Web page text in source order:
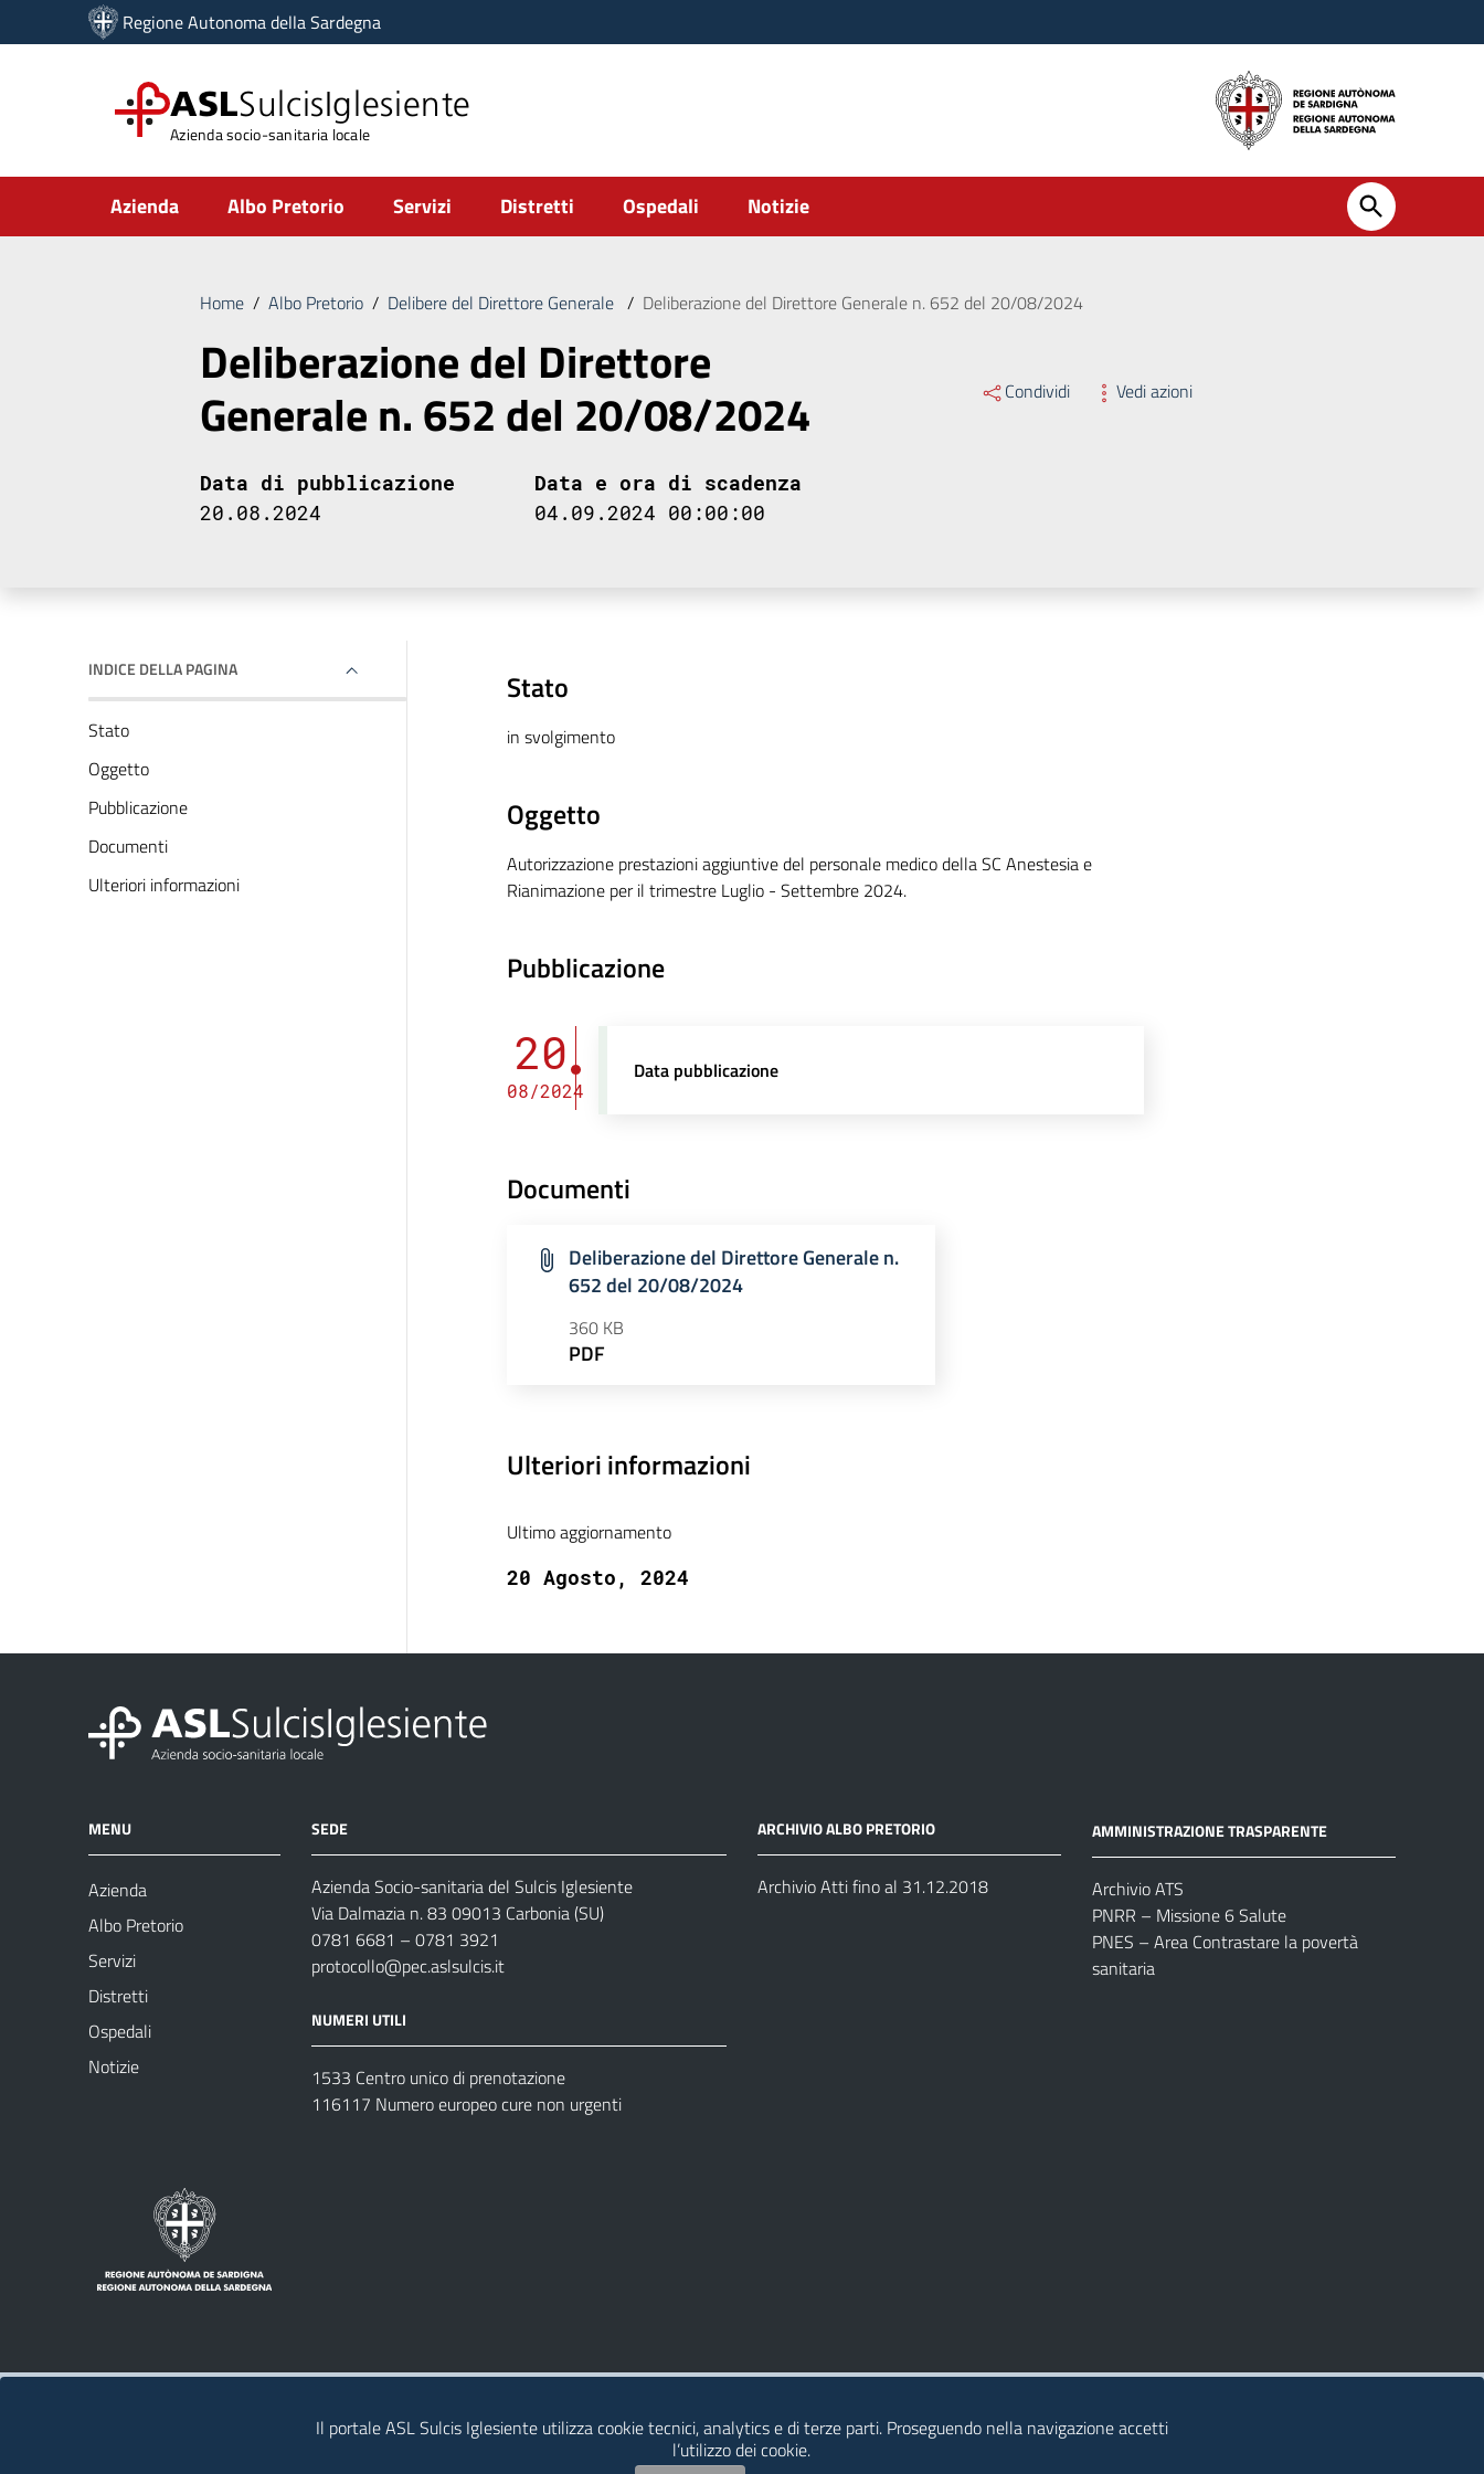
Vai ai contenuti
Vai al menu di navigazione
Regione Autonoma della Sardegna
ASLSulcisIglesiente
Azienda socio-sanitaria locale
Submenu
Azienda Albo Pretorio Servizi Distretti Ospedali Notizie
Home / Albo Pretorio / Delibere del Direttore Generale / Deliberazione del Direttore Generale n. 652 del 20/08/2024
Deliberazione del Direttore
Generale n. 652 del 20/08/2024 Condividi Vedi azioni
Data di pubblicazione
20.08.2024
Data e ora di scadenza
04.09.2024 00:00:00
INDICE DELLA PAGINA
Stato
Oggetto
Pubblicazione
Documenti
Ulteriori informazioni
Stato
in svolgimento
Oggetto
Autorizzazione prestazioni aggiuntive del personale medico della SC Anestesia e
Rianimazione per il trimestre Luglio - Settembre 2024.
Pubblicazione
20
08/2024
Data pubblicazione
Documenti
Deliberazione del Direttore Generale n.
652 del 20/08/2024
360 KB
PDF
Ulteriori informazioni
Ultimo aggiornamento
20 Agosto, 2024
MENU
Azienda
Albo Pretorio
Servizi
Distretti
Ospedali
Notizie
SEDE
Azienda Socio-sanitaria del Sulcis Iglesiente
Via Dalmazia n. 83 09013 Carbonia (SU)
0781 6681 – 0781 3921
protocollo@pec.aslsulcis.it
NUMERI UTILI
1533 Centro unico di prenotazione
116117 Numero europeo cure non urgenti
ARCHIVIO ALBO PRETORIO
Archivio Atti fino al 31.12.2018
AMMINISTRAZIONE TRASPARENTE
Archivio ATS
PNRR – Missione 6 Salute
PNES – Area Contrastare la povertà
sanitaria
Il portale ASL Sulcis Iglesiente utilizza cookie tecnici, analytics e di terze parti. Proseguendo nella navigazione accetti
l’utilizzo dei cookie.